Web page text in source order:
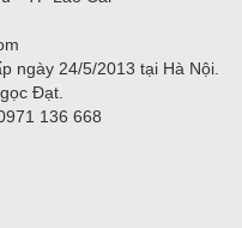
ngày 24/5/2013 tại Hà Nội.
Đạt.
136 668